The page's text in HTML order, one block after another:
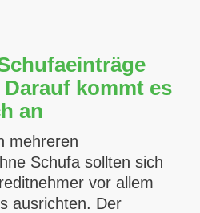
kommt es
an
mehreren
Schufa sollten sich
vor allem
ausrichten. Der